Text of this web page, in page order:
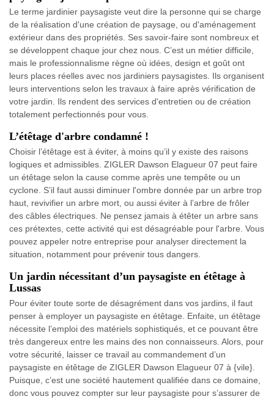
Le terme jardinier paysagiste veut dire la personne qui se charge
de la réalisation d'une création de paysage, ou d'aménagement
extérieur dans des propriétés. Ses savoir-faire sont nombreux et
se développent chaque jour chez nous. C’est un métier difficile,
mais le professionnalisme règne où idées, design et goût ont
leurs places réelles avec nos jardiniers paysagistes. Ils organisent
leurs interventions selon les travaux à faire après vérification de
votre jardin. Ils rendent des services d'entretien ou de création
totalement perfectionnés pour vous.
L’étêtage d'arbre condamné !
Choisir l’étêtage est à éviter, à moins qu’il y existe des raisons
logiques et admissibles. ZIGLER Dawson Elagueur 07 peut faire
un étêtage selon la cause comme après une tempête ou un
cyclone. S’il faut aussi diminuer l'ombre donnée par un arbre trop
haut, revivifier un arbre mort, ou aussi éviter à l’arbre de frôler
des câbles électriques. Ne pensez jamais à étêter un arbre sans
ces prétextes, cette activité qui est désagréable pour l'arbre. Vous
pouvez appeler notre entreprise pour analyser directement la
situation, notamment pour prévenir tous dangers.
Un jardin nécessitant d’un paysagiste en étêtage à
Lussas
Pour éviter toute sorte de désagrément dans vos jardins, il faut
penser à employer un paysagiste en étêtage. Enfaite, un étêtage
nécessite l’emploi des matériels sophistiqués, et ce pouvant être
très dangereux entre les mains des non connaisseurs. Alors, pour
votre sécurité, laisser ce travail au commandement d’un
paysagiste en étêtage de ZIGLER Dawson Elagueur 07 à {vile}.
Puisque, c’est une société hautement qualifiée dans ce domaine,
donc vous pouvez compter sur leur paysagiste pour s’assurer de